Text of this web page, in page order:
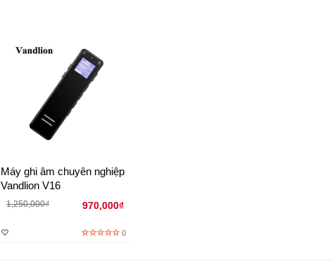
Máy ghi âm chuyên nghiệp
Vandlion V16
1,250,000₫ 970,000₫
0